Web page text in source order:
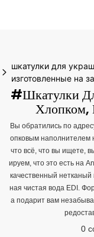
шкатулки для
изготовленные на
#шкатулки
Хлопком,
Вы обратились по
опковым наполнителем
что всё, что вы ищете,
ируем, что это есть на
качественный
ная чистая вода EDI.
а подарит вам
0